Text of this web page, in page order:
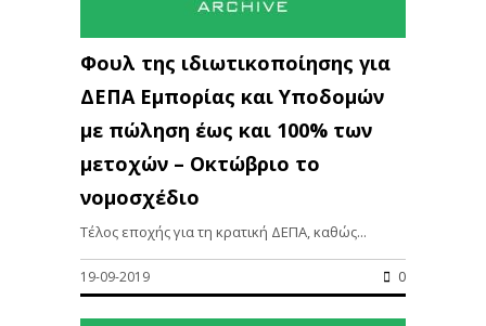
Φουλ της ιδιωτικοποίησης για
ΔΕΠΑ Εμπορίας και Υποδομών
με πώληση έως και 100% των
μετοχών – Οκτώβριο το
νομοσχέδιο
Τέλος εποχής για τη κρατική ΔΕΠΑ, καθώς...
19-09-2019 0